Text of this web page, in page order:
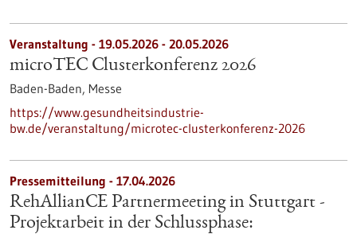
Veranstaltung - 19.05.2026 - 20.05.2026
microTEC Clusterkonferenz 2026
Baden-Baden, Messe
https://www.gesundheitsindustrie-
bw.de/veranstaltung/microtec-clusterkonferenz-2026
Pressemitteilung - 17.04.2026
RehAllianCE Partnermeeting in Stuttgart -
Projektarbeit in der Schlussphase: